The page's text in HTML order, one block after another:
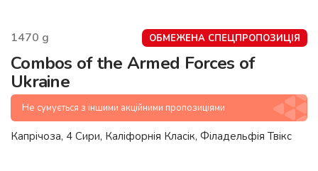
1470 g ОБМЕЖЕНА СПЕЦПРОПОЗИЦІЯ
Combos of the Armed Forces of
Ukraine
Не сумується з іншими акційними пропозиціями
Капрічоза, 4 Сири, Каліфорнія Класік, Філадельфія Твікс